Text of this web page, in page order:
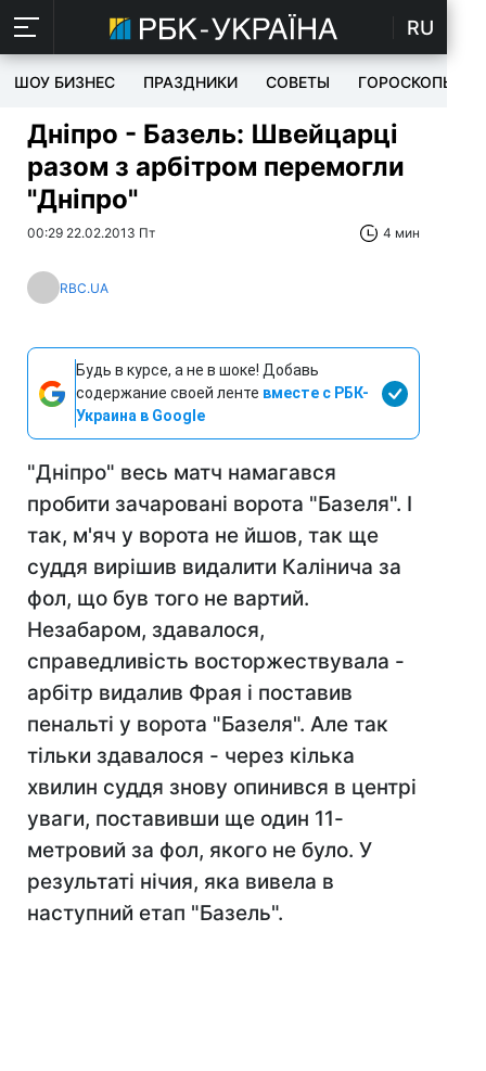
RU
ШОУ БИЗНЕС ПРАЗДНИКИ СОВЕТЫ ГОРОСКОПЫ
Дніпро - Базель: Швейцарці
разом з арбітром перемогли
"Дніпро"
00:29 22.02.2013 Пт 4 мин
RBC.UA
Будь в курсе, а не в шоке! Добавь
содержание своей ленте вместе с РБК-
Украина в Google
"Дніпро" весь матч намагався
пробити зачаровані ворота "Базеля". І
так, м'яч у ворота не йшов, так ще
суддя вирішив видалити Калінича за
фол, що був того не вартий.
Незабаром, здавалося,
справедливість восторжествувала -
арбітр видалив Фрая і поставив
пенальті у ворота "Базеля". Але так
тільки здавалося - через кілька
хвилин суддя знову опинився в центрі
уваги, поставивши ще один 11-
метровий за фол, якого не було. У
результаті нічия, яка вивела в
наступний етап "Базель".